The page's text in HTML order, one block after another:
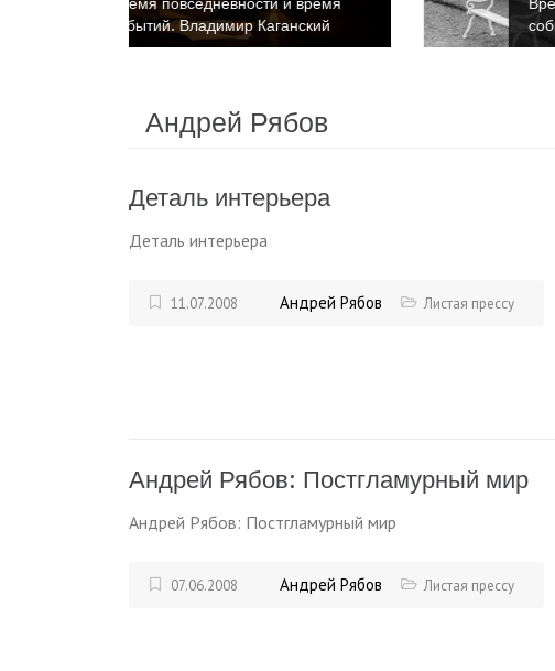
событий. Катриона Келли
Андрей Рябов
Деталь интерьера
Деталь интерьера
11.07.2008 Андрей Рябов Листая прессу
Андрей Рябов: Постгламурный мир
Андрей Рябов: Постгламурный мир
07.06.2008 Андрей Рябов Листая прессу